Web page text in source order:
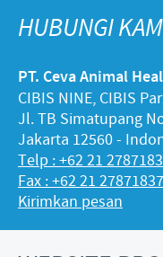
HUBUNGI
PT. Ceva Animal
CIBIS NINE, CIBIS
Jl. TB Simatupang
Jakarta 12560 -
Telp : +62 21
Fax : +62 21 27871837
Kirimkan pesan